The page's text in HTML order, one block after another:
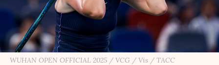
WUHAN OPEN OFFICIAL 2025 / VCG / Vis / ТАСС